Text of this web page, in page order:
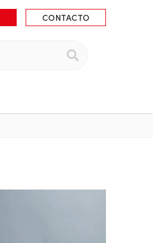
CONTACTO